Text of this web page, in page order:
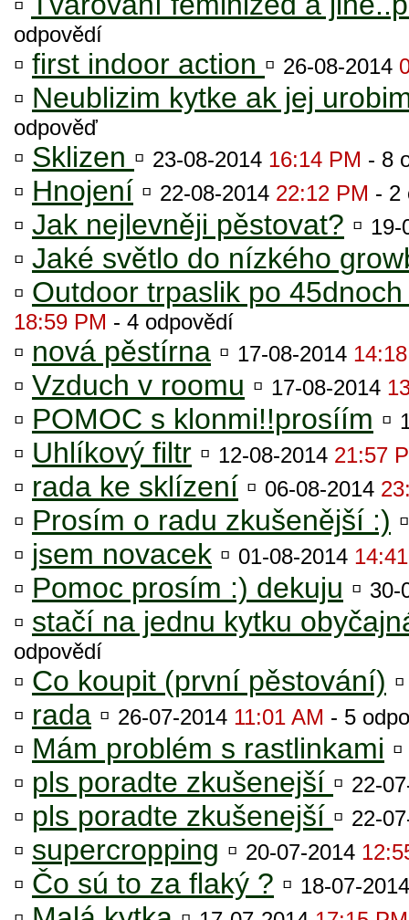
odpovědí
▫ first indoor action ▫ 26-08-2014
▫ Neublizim kytke ak jej
odpověď
▫ Sklizen ▫ 23-08-2014 16:14 PM - 8
▫ Hnojení ▫ 22-08-2014 22:12 PM - 2
▫ Jak nejlevněji pěstovat? ▫ 19-
▫ Jaké světlo do nízkého
▫ Outdoor trpaslik po
18:59 PM - 4 odpovědí
▫ nová pěstírna ▫ 17-08-2014
▫ Vzduch v roomu ▫ 17-08-2014
▫ POMOC s klonmi!!prosíím ▫
▫ Uhlíkový filtr ▫ 12-08-2014 21:57
▫ rada ke sklízení ▫ 06-08-2014
▫ Prosím o radu zkušenější :)
▫ jsem novacek ▫ 01-08-2014
▫ Pomoc prosím :) dekuju ▫ 30-
▫ stačí na jednu kytku
odpovědí
▫ Co koupit (první pěstování)
▫ rada ▫ 26-07-2014 11:01 AM - 5
▫ Mám problém s rastlinkami
▫ pls poradte zkušenejší ▫ 22-
▫ pls poradte zkušenejší ▫ 22-
▫ supercropping ▫ 20-07-2014
▫ Čo sú to za flaký ? ▫ 18-07-